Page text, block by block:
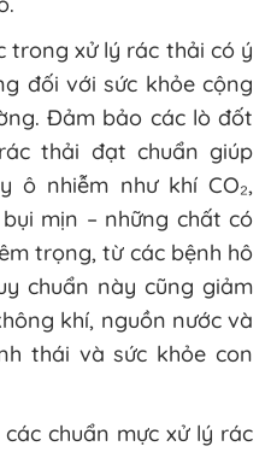
trong xử lý rác thải có ý
đối với sức khỏe cộng
Đảm bảo các lò đốt
thải đạt chuẩn giúp
ô nhiễm như khí CO₂,
mịn – những chất có
trọng, từ các bệnh hô
chuẩn này cũng giảm
khí, nguồn nước và
thái và sức khỏe con
chuẩn mực xử lý rác